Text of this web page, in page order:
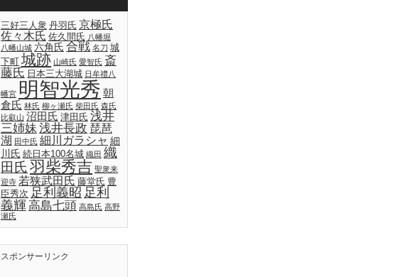
三好三人衆 丹羽氏 京極氏
佐々木氏 佐久間氏 八幡堀
八幡山城 六角氏 合戦 名刀 城
下町 城跡 山崎氏 愛智氏 斎
藤氏 日本三大湖城 日牟禮八
幡宮 明智光秀 朝
倉氏 林氏 柳ヶ瀬氏 柴田氏 森氏
比叡山 沼田氏 津田氏 浅井
三姉妹 浅井長政 琵琶
湖 田中氏 細川ガラシャ 細
川氏 続日本100名城 織田 織
田氏 羽柴秀吉 聖衆来
迎寺 若狭武田氏 藤堂氏 豊
臣秀次 足利義昭 足利
義輝高島七頭 高島氏 高野
瀬氏
スポンサーリンク